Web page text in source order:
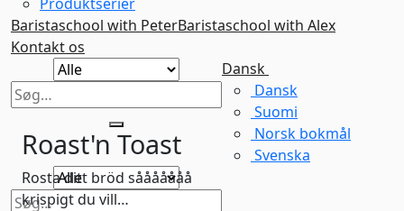
Produktserier
Baristaschool with PeterBaristaschool with Alex
Kontakt os
Søg
efter:
Dansk
Dansk
Suomi
Norsk bokmål
Svenska
Søg
Roast'n Toast
Rosta ditt bröd sååååååå
krispigt du vill…